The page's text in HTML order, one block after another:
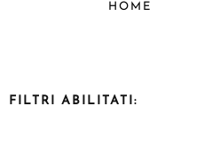
HOME
FILTRI ABILITATI: